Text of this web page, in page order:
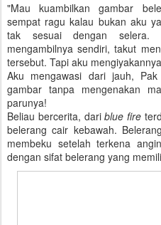
"Mau kuambilkan gambar
sempat ragu kalau bukan aku
tak sesuai dengan selera.
mengambilnya sendiri, takut
tersebut. Tapi aku
Aku mengawasi dari jauh,
gambar tanpa mengenakan
parunya!
Beliau bercerita, dariblue fire
belerang cair kebawah.
membeku setelah terkena
dengan sifat belerang yang